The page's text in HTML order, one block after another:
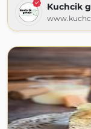
Kuchcik